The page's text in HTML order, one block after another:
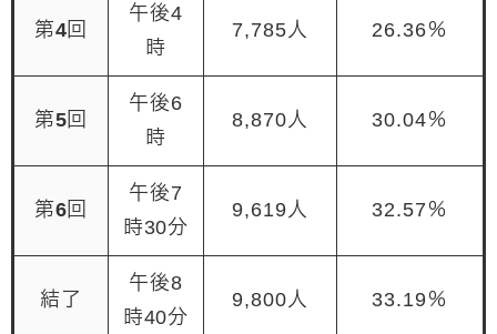
第4回
午後4
時
7,785人 26.36％
第5回
午後6
時
8,870人 30.04％
第6回
午後7
時30分
9,619人 32.57％
結了
午後8
時40分
9,800人 33.19％